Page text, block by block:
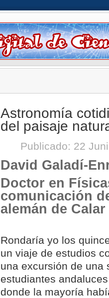
Astronomía
del paisaje
Publicado: 22
David Galadí-
Doctor en
comunicación
alemán de
Rondaría yo los
un viaje de estudios
una excursión de una
estudiantes
donde la mayoría